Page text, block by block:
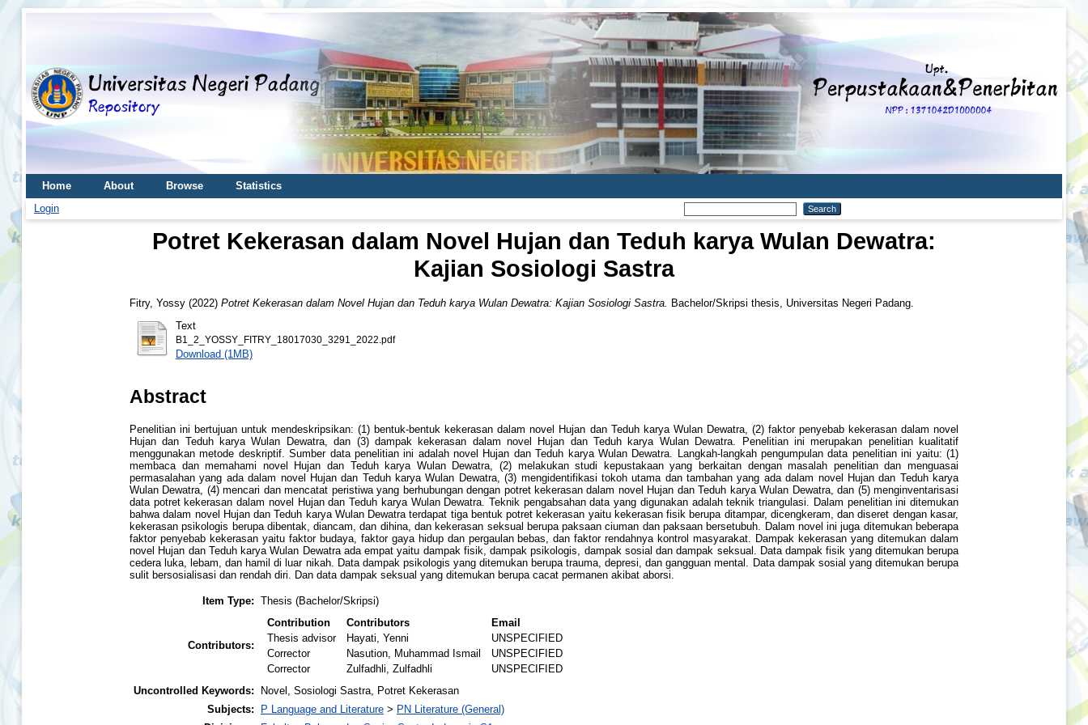
Home About Browse
Statistics
Login
Potret Kekerasan dalam Novel Hujan dan Teduh karya Wulan Dewatra:
Kajian Sosiologi Sastra
Fitry, Yossy (2022) Potret Kekerasan dalam Novel Hujan dan Teduh karya Wulan Dewatra: Kajian Sosiologi Sastra.
Bachelor/Skripsi thesis, Universitas Negeri Padang.
Text
B1_2_YOSSY_FITRY_18017030_3291_2022.pdf
Download (1MB)
Abstract
Penelitian ini bertujuan untuk mendeskripsikan: (1) bentuk-bentuk kekerasan dalam novel Hujan dan Teduh karya Wulan Dewatra, (2) faktor penyebab kekerasan dalam novel
Hujan dan Teduh karya Wulan Dewatra, dan (3) dampak kekerasan dalam novel Hujan dan Teduh karya Wulan Dewatra. Penelitian ini merupakan penelitian kualitatif
menggunakan metode deskriptif. Sumber data penelitian ini adalah novel Hujan dan Teduh karya Wulan Dewatra. Langkah-langkah pengumpulan data penelitian ini yaitu: (1)
membaca dan memahami novel Hujan dan Teduh karya Wulan Dewatra, (2) melakukan studi kepustakaan yang berkaitan dengan masalah penelitian dan menguasai
permasalahan yang ada dalam novel Hujan dan Teduh karya Wulan Dewatra, (3) mengidentifikasi tokoh utama dan tambahan yang ada dalam novel Hujan dan Teduh karya
Wulan Dewatra, (4) mencari dan mencatat peristiwa yang berhubungan dengan potret kekerasan dalam novel Hujan dan Teduh karya Wulan Dewatra, dan (5) menginventarisasi
data potret kekerasan dalam novel Hujan dan Teduh karya Wulan Dewatra. Teknik pengabsahan data yang digunakan adalah teknik triangulasi. Dalam penelitian ini ditemukan
bahwa dalam novel Hujan dan Teduh karya Wulan Dewatra terdapat tiga bentuk potret kekerasan yaitu kekerasan fisik berupa ditampar, dicengkeram, dan diseret dengan kasar,
kekerasan psikologis berupa dibentak, diancam, dan dihina, dan kekerasan seksual berupa paksaan ciuman dan paksaan bersetubuh. Dalam novel ini juga ditemukan beberapa
faktor penyebab kekerasan yaitu faktor budaya, faktor gaya hidup dan pergaulan bebas, dan faktor rendahnya kontrol masyarakat. Dampak kekerasan yang ditemukan dalam
novel Hujan dan Teduh karya Wulan Dewatra ada empat yaitu dampak fisik, dampak psikologis, dampak sosial dan dampak seksual. Data dampak fisik yang ditemukan berupa
cedera luka, lebam, dan hamil di luar nikah. Data dampak psikologis yang ditemukan berupa trauma, depresi, dan gangguan mental. Data dampak sosial yang ditemukan berupa
sulit bersosialisasi dan rendah diri. Dan data dampak seksual yang ditemukan berupa cacat permanen akibat aborsi.
Item Type: Thesis (Bachelor/Skripsi)
Contributors:
Contribution Contributors
Email
Thesis advisor
Hayati, Yenni
UNSPECIFIED
Corrector
Nasution, Muhammad Ismail
UNSPECIFIED
Corrector
Zulfadhli, Zulfadhli
UNSPECIFIED
Uncontrolled Keywords:
Novel, Sosiologi Sastra, Potret Kekerasan
Subjects:
P Language and Literature > PN Literature (General)